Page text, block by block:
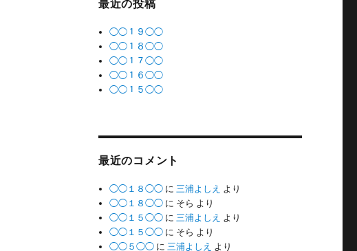
◯◯１９◯◯
◯◯１８◯◯
◯◯１７◯◯
◯◯１６◯◯
◯◯１５◯◯
最近のコメント
◯◯１８◯◯ に三浦よしえ より
◯◯１８◯◯ に そら より
◯◯１５◯◯ に三浦よしえ より
◯◯１５◯◯ に そら より
◯◯５◯◯ に三浦よしえ より